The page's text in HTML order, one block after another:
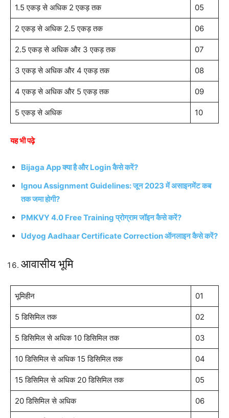
1.5 एकड़ से अधिक 2 एकड़ तक 05
2 एकड़ से अधिक 2.5 एकड़ तक 06
2.5 एकड़ से अधिक और 3 एकड़ तक 07
3 एकड़ से अधिक और 4 एकड़ तक 08
4 एकड़ से अधिक और 5 एकड़ तक 09
5 एकड़ से अधिक 10
यह भी पढ़े
Bijaga App क्या है और Login कैसे करें?
Ignou Assignment Guidelines: जून 2023 में असाइनमेंट कब
तक जमा होगी?
PMKVY 4.0 Free Training प्रोग्राम जॉइन कैसे करें?
Udyog Aadhaar Certificate Correction ऑनलाइन कैसे करें?
आवासीय भूमि
भूमिहीन 01
5 डिसिमिल तक 02
5 डिसिमिल से अधिक 10 डिसिमिल तक 03
10 डिसिमिल से अधिक 15 डिसिमिल तक 04
15 डिसिमिल से अधिक 20 डिसिमिल तक 05
20 डिसिमिल से अधिक 06